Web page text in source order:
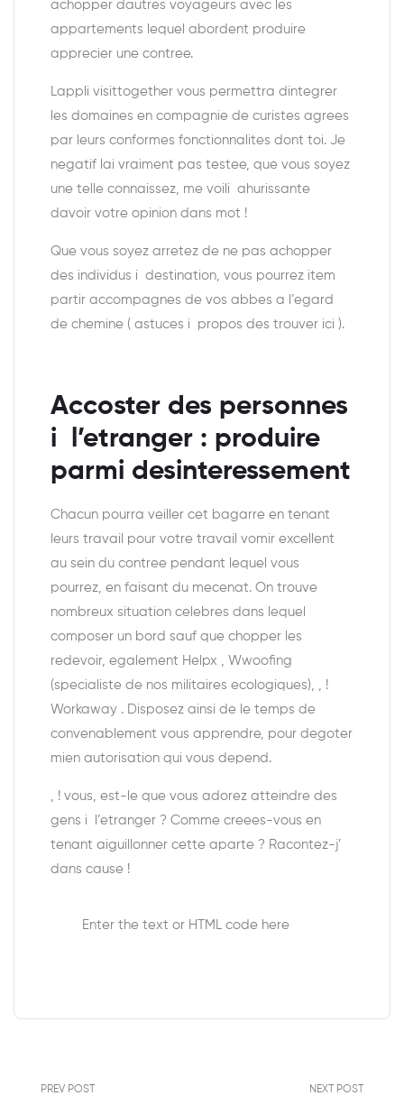
achopper dautres voyageurs avec les
appartements lequel abordent produire
apprecier une contree.
Lappli visittogether vous permettra dintegrer
les domaines en compagnie de curistes agrees
par leurs conformes fonctionnalites dont toi. Je
negatif lai vraiment pas testee, que vous soyez
une telle connaissez, me voili ahurissante
davoir votre opinion dans mot !
Que vous soyez arretez de ne pas achopper
des individus i destination, vous pourrez item
partir accompagnes de vos abbes a l’egard
de chemine ( astuces i propos des trouver ici ).
Accoster des personnes
i l’etranger : produire
parmi desinteressement
Chacun pourra veiller cet bagarre en tenant
leurs travail pour votre travail vomir excellent
au sein du contree pendant lequel vous
pourrez, en faisant du mecenat. On trouve
nombreux situation celebres dans lequel
composer un bord sauf que chopper les
redevoir, egalement Helpx , Wwoofing
(specialiste de nos militaires ecologiques), , !
Workaway . Disposez ainsi de le temps de
convenablement vous apprendre, pour degoter
mien autorisation qui vous depend.
, ! vous, est-le que vous adorez atteindre des
gens i l’etranger ? Comme creees-vous en
tenant aiguillonner cette aparte ? Racontez-j’
dans cause !
Enter the text or HTML code here
PREV POST NEXT POST